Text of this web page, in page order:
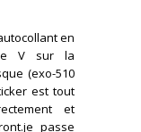
en
V sur la
(exo-510
est tout
et
passe